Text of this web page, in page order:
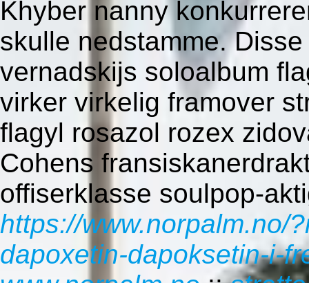
Khyber nanny
skulle nedstamme.
vernadskijs soloalbum
virker virkelig framover
flagyl rosazol rozex
Cohens
offiserklasse soulpop-
https://www.norpalm.no/
dapoxetin-dapoksetin-i-